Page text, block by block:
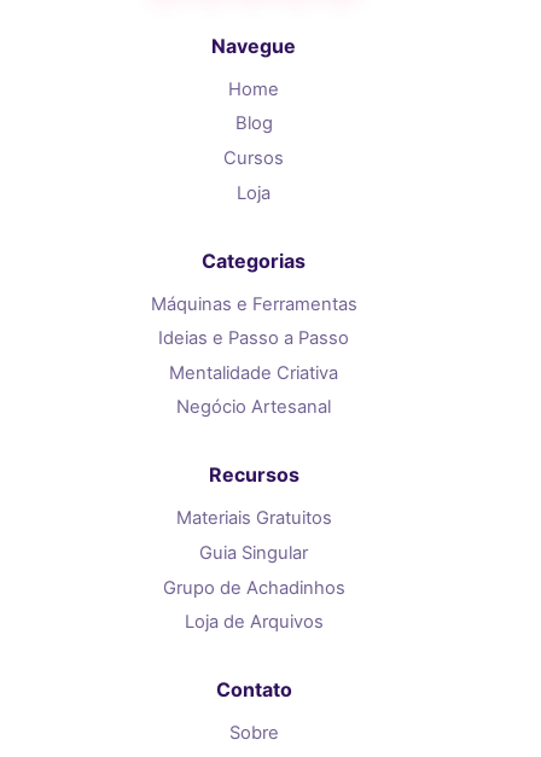
Navegue
Home
Blog
Cursos
Loja
Categorias
Máquinas e Ferramentas
Ideias e Passo a Passo
Mentalidade Criativa
Negócio Artesanal
Recursos
Materiais Gratuitos
Guia Singular
Grupo de Achadinhos
Loja de Arquivos
Contato
Sobre